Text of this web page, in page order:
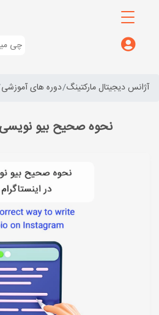
آژانس دیجیتال مارکتینگ دوره های آموزشی
نحوه صحیح بیو نویسی